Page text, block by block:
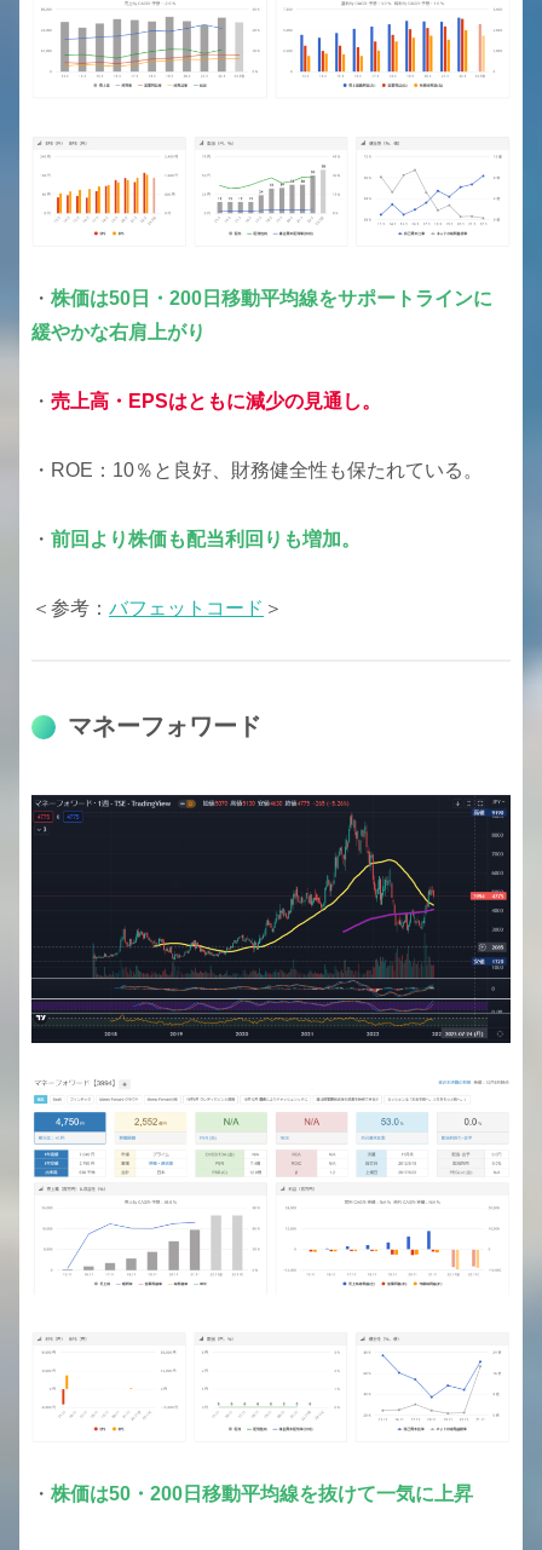
・ 株価は50日・200日移動平均線をサポートラインに
緩やかな右肩上がり
・ 売上高・EPSはともに減少の見通し。
・ROE：10％と良好、財務健全性も保たれている。
・ 前回より株価も配当利回りも増加。
＜参考： バフェットコード ＞
マネーフォワード
・ 株価は50・200日移動平均線を抜けて一気に上昇